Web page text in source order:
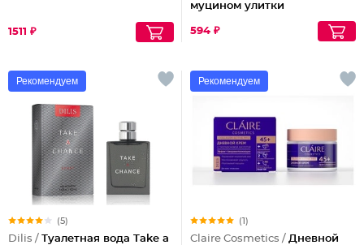
1511 ₽
муцином улитки
594 ₽
Рекомендуем
(5)
Dilis / Туалетная вода Take a
Рекомендуем
(1)
Claire Cosmetics / Дневной